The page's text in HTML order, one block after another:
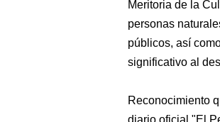
Meritoria de la
personas
públicos, así
significativo al
Reconocimiento
diario oficial "El